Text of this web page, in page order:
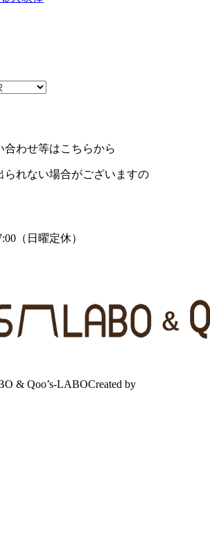
合わせ等はこちらから
れない場合がございますの
（日曜定休）
& Qoo’s-LABOCreated by